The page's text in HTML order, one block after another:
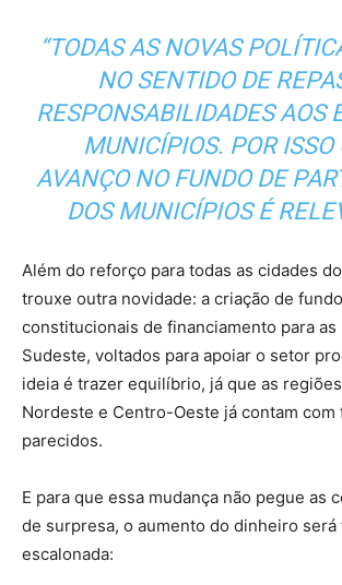
“TODAS AS NOVAS
NO SENTIDO DE
RESPONSABILIDADES AOS
MUNICÍPIOS. POR ISSO
AVANÇO NO FUNDO DE
DOS MUNICÍPIOS É
Além do reforço para todas as cidades
trouxe outra novidade: a criação de
constitucionais de financiamento para as
Sudeste, voltados para apoiar o setor
ideia é trazer equilíbrio, já que as
Nordeste e Centro-Oeste já contam com
parecidos.
E para que essa mudança não pegue as
de surpresa, o aumento do dinheiro
escalonada: